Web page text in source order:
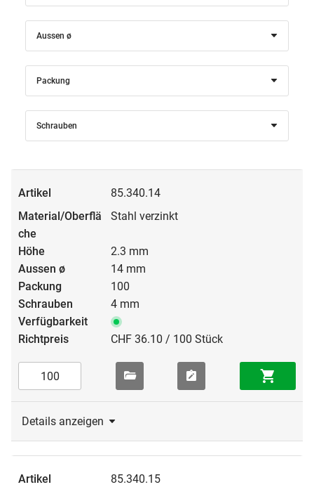
Aussen ø
Packung
Schrauben
85.340.14
Stahl verzinkt
2.3 mm
14 mm
100
4 mm
CHF 36.10 / 100 Stück
Details anzeigen
85.340.15